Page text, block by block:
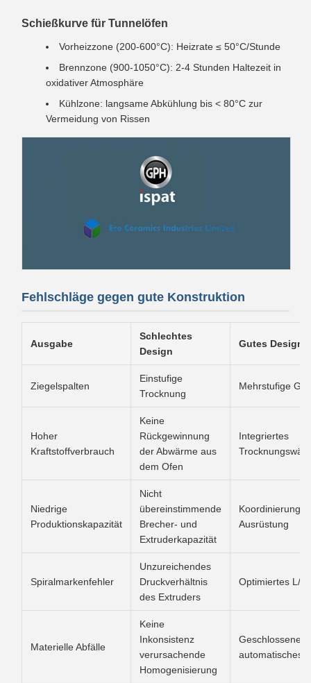
Schießkurve für Tunnelöfen
Vorheizzone (200-600°C): Heizrate ≤ 50°C/Stunde
Brennzone (900-1050°C): 2-4 Stunden Haltezeit in
oxidativer Atmosphäre
Kühlzone: langsame Abkühlung bis < 80°C zur
Vermeidung von Rissen
Fehlschläge gegen gute Konstruktion
Ausgabe
Schlechtes
Design
Gutes Design
Ziegelspalten
Einstufige
Trocknung
Mehrstufige
Hoher
Kraftstoffverbrauch
Keine
Rückgewinnung
der Abwärme aus
dem Ofen
Integriertes
Niedrige
Produktionskapazität
Nicht
übereinstimmende
Brecher- und
Extruderkapazität
Koordinierung
Ausrüstung
Spiralmarkenfehler
Unzureichendes
Druckverhältnis
des Extruders
Optimiertes L/
Materielle Abfälle
Keine
Inkonsistenz
verursachende
Homogenisierung
Geschlossene
automatisches